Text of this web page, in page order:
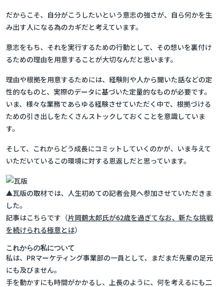
だからこそ、 自分がこうしたいという意志の強さが、自ら何かを生
み出す人になる為のカギだと考えています。
意志をもち、それを実行するための行動として、その想いを裏付け
るための理由を用意することが大切なんだと思います。
理由や根拠を用意するためには、経験則や人から聞いた話などの定
性的なものと、実際のデータに基づいた定量的なものが必要です。
いま、様々な業務であらゆる経験させていただく中で、根拠づける
ための引き出しをたくさんストックしておくことを意識していま
す。
そして、これからどう成長にコミットしていくのかが、いま与えて
いただいているこの環境に対する恩返しだと思っています。
▲瓦版の取材では、人生初めての記者会見へ参加させていただきま
した。
記事はこちらです（片岡鶴太郎氏が62歳を過ぎてなお、新たな挑戦
を続けられる極意とは）
これからの私について
私は、PRマーケティング事業部の一員として、まだまだ先輩の足元
にも及びません。
手を動かすにも時間がかかるし、上長のように、何を考えるにも二